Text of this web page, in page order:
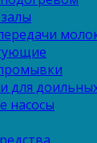
для
насосы